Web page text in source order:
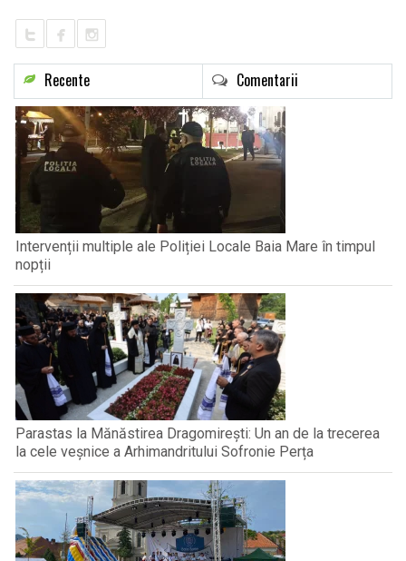
Recente Comentarii
Intervenții multiple ale Poliției Locale Baia Mare în timpul
nopții
Parastas la Mănăstirea Dragomirești: Un an de la trecerea
la cele veșnice a Arhimandritului Sofronie Perța